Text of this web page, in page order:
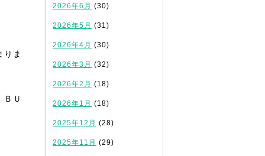
りま
Ｕ
2026年6月 (30)
2026年5月 (31)
2026年4月 (30)
2026年3月 (32)
2026年2月 (18)
2026年1月 (18)
2025年12月 (28)
2025年11月 (29)